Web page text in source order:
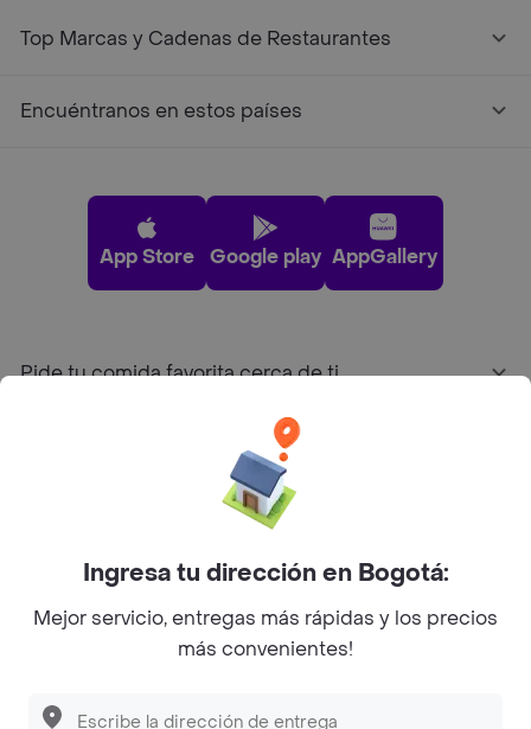
Top Marcas y Cadenas de Restaurantes
Encuéntranos en estos países
App Store Google play AppGallery
Pide tu comida favorita cerca de ti
Sobre Rappi
Facebook
Twitter
Instagram
©2026Rappi Inc. All rights reserved.
Ingresa tu dirección en Bogotá:
Mejor servicio, entregas más rápidas y los precios
más convenientes!